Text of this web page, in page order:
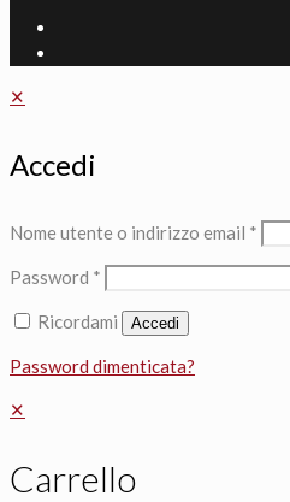
✕
Accedi
Nome utente o indirizzo email *
Password *
Ricordami Accedi
Password dimenticata?
✕
Carrello